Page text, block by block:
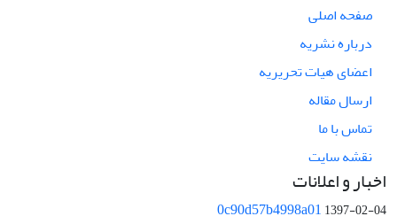
صفحه اصلی
درباره نشریه
اعضای هیات تحریریه
ارسال مقاله
تماس با ما
نقشه سایت
اخبار و اعلانات
0c90d57b4998a011397-02-04